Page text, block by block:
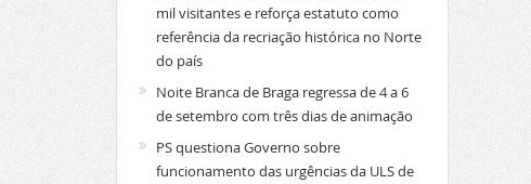
mil visitantes e reforça estatuto como
referência da recriação histórica no Norte
do país
Noite Branca de Braga regressa de 4 a 6
de setembro com três dias de animação
PS questiona Governo sobre
funcionamento das urgências da ULS de